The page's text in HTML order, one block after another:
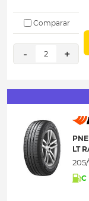
Comparar
- 2 +
LT
205/
C